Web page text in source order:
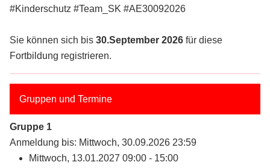
#Kinderschutz #Team_SK #AE30092026
Sie können sich bis 30.September 2026 für diese
Fortbildung registrieren.
Gruppen und Termine
Gruppe 1
Anmeldung bis: Mittwoch, 30.09.2026 23:59
Mittwoch, 13.01.2027 09:00 - 15:00